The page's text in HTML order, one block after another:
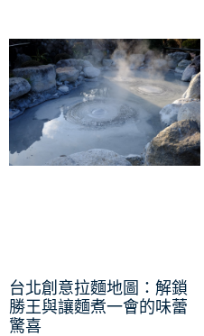
台北創意拉麵地圖：解鎖
勝王與讓麵煮一會的味蕾
驚喜